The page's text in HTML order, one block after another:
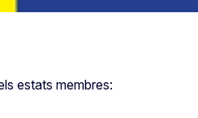
estats membres: